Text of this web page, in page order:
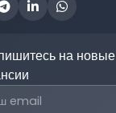
на новые
для подписки